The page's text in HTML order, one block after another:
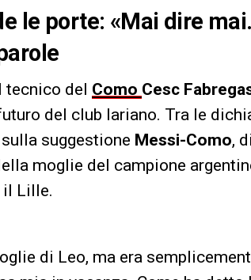
le porte: «Mai dire
tecnico del Como Cesc
del club lariano. Tra le
suggestione Messi-Como,
moglie del campione
il Lille.
di Leo, ma era